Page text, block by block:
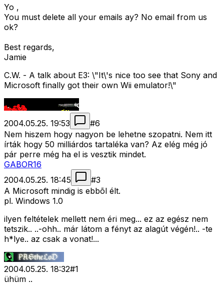
Yo ,
You must delete all your emails ay? No email from us
ok?
Best regards,
Jamie
C.W. - A talk about E3: \"It\'s nice too see that Sony and
Microsoft finally got their own Wii emulator!\"
2004.05.25. 19:53 #6
Nem hiszem hogy nagyon be lehetne szopatni. Nem itt
írták hogy 50 milliárdos tartaléka van? Az elég még jó
pár perre még ha el is vesztik mindet.
GABOR16
2004.05.25. 18:45
#3
A Microsoft mindig is ebbõl élt.
pl. Windows 1.0
ilyen feltételek mellett nem éri meg... ez az egész nem
tetszik.. ..-ohh.. már látom a fényt az alagút végén!.. -te
h*lye.. az csak a vonat!...
2004.05.25. 18:32#1
ühüm ..